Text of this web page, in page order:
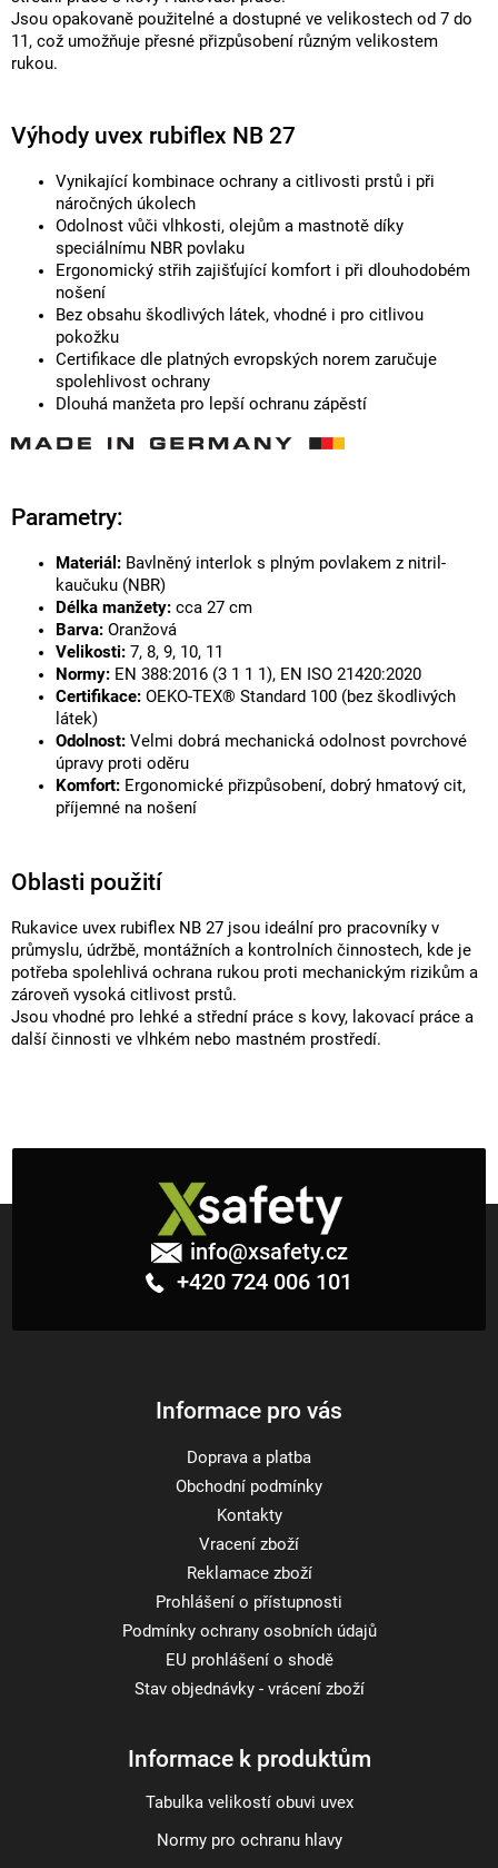
Jsou opakovaně použitelné a dostupné ve velikostech od 7 do
11, což umožňuje přesné přizpůsobení různým velikostem
rukou.
Výhody uvex rubiflex NB 27
Vynikající kombinace ochrany a citlivosti prstů i při
náročných úkolech
Odolnost vůči vlhkosti, olejům a mastnotě díky
speciálnímu NBR povlaku
Ergonomický střih zajišťující komfort i při dlouhodobém
nošení
Bez obsahu škodlivých látek, vhodné i pro citlivou
pokožku
Certifikace dle platných evropských norem zaručuje
spolehlivost ochrany
Dlouhá manžeta pro lepší ochranu zápěstí
Parametry:
Materiál: Bavlněný interlok s plným povlakem z nitril-
kaučuku (NBR)
Délka manžety: cca 27 cm
Barva: Oranžová
Velikosti: 7, 8, 9, 10, 11
Normy: EN 388:2016 (3 1 1 1), EN ISO 21420:2020
Certifikace: OEKO-TEX® Standard 100 (bez škodlivých
látek)
Odolnost: Velmi dobrá mechanická odolnost povrchové
úpravy proti oděru
Komfort: Ergonomické přizpůsobení, dobrý hmatový cit,
příjemné na nošení
Oblasti použití
Rukavice uvex rubiflex NB 27 jsou ideální pro pracovníky v
průmyslu, údržbě, montážních a kontrolních činnostech, kde je
potřeba spolehlivá ochrana rukou proti mechanickým rizikům a
zároveň vysoká citlivost prstů.
Jsou vhodné pro lehké a střední práce s kovy, lakovací práce a
další činnosti ve vlhkém nebo mastném prostředí.
info@xsafety.cz
+420 724 006 101
Informace pro vás
Doprava a platba
Obchodní podmínky
Kontakty
Vracení zboží
Reklamace zboží
Prohlášení o přístupnosti
Podmínky ochrany osobních údajů
EU prohlášení o shodě
Stav objednávky - vrácení zboží
Informace k produktům
Tabulka velikostí obuvi uvex
Normy pro ochranu hlavy